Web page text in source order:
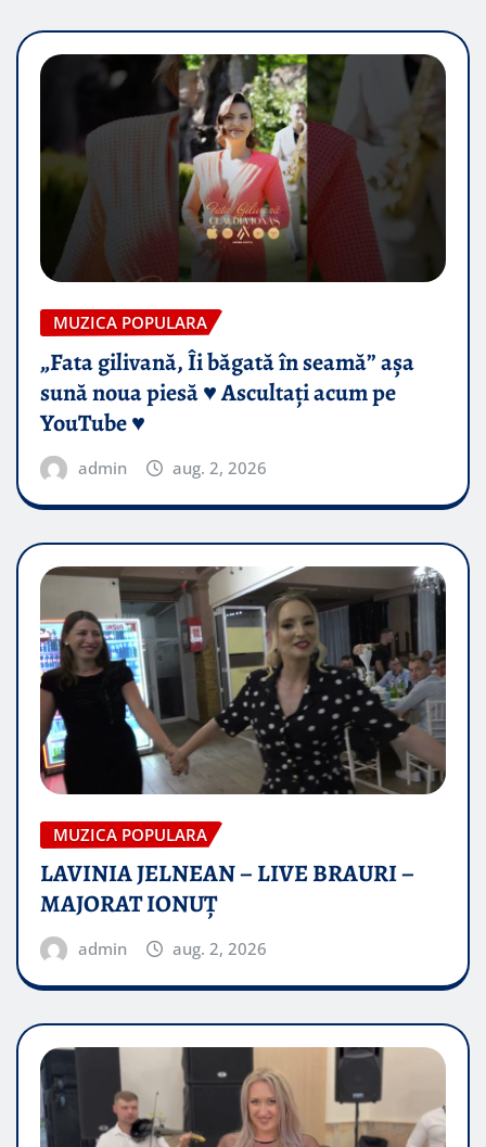
MUZICA POPULARA
„Fata gilivană, Îi băgată în seamă” așa
sună noua piesă ♥️ Ascultați acum pe
YouTube ♥️
admin aug. 2, 2026
MUZICA POPULARA
LAVINIA JELNEAN – LIVE BRAURI –
MAJORAT IONUŢ
admin aug. 2, 2026